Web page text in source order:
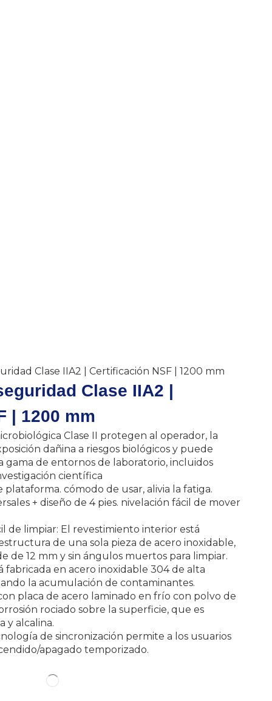
Clase IIA2 | Certificación NSF | 1200 mm
Clase IIA2 |
| 1200 mm
Clase II protegen al operador, la
dañina a riesgos biológicos y puede
gama de entornos de laboratorio, incluidos
científica
plataforma. cómodo de usar, alivia la fatiga.
+ diseño de 4 pies. nivelación fácil de mover
de limpiar: El revestimiento interior está
de una sola pieza de acero inoxidable,
de 12 mm y sin ángulos muertos para limpiar.
fabricada en acero inoxidable 304 de alta
la acumulación de contaminantes.
placa de acero laminado en frío con polvo de
rociado sobre la superficie, que es
y alcalina.
de sincronización permite a los usuarios
apagado temporizado.